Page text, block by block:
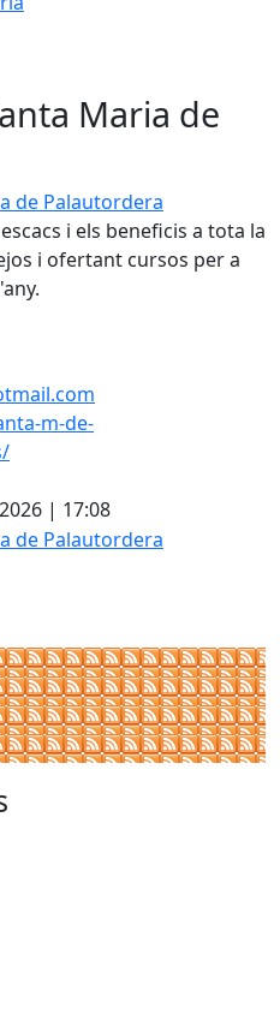
Maria de
Palautordera
i els beneficis a tota la
i ofertant cursos per a
m-de-
| 17:08
Palautordera